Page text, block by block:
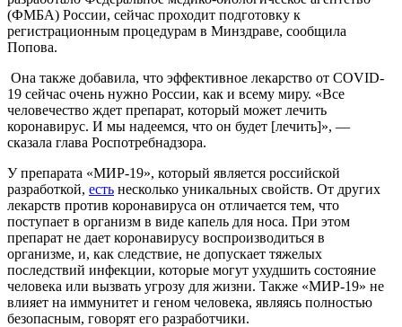
(ФМБА) России, сейчас проходит подготовку к
регистрационным процедурам в Минздраве, сообщила
Попова.
Она также добавила, что эффективное лекарство от COVID-
19 сейчас очень нужно России, как и всему миру. «Все
человечество ждет препарат, который может лечить
коронавирус. И мы надеемся, что он будет [лечить]», —
сказала глава Роспотребнадзора.
У препарата «МИР-19», который является российской
разработкой, есть несколько уникальных свойств. От других
лекарств против коронавируса он отличается тем, что
поступает в организм в виде капель для носа. При этом
препарат не дает коронавирусу воспроизводиться в
организме, и, как следствие, не допускает тяжелых
последствий инфекции, которые могут ухудшить состояние
человека или вызвать угрозу для жизни. Также «МИР-19» не
влияет на иммунитет и геном человека, являясь полностью
безопасным, говорят его разработчики.